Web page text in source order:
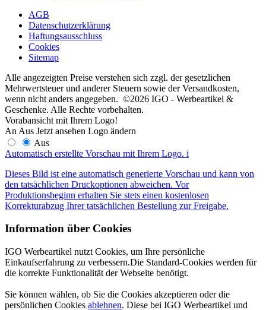
AGB
Datenschutzerklärung
Haftungsausschluss
Cookies
Sitemap
Alle angezeigten Preise verstehen sich zzgl. der gesetzlichen
Mehrwertsteuer und anderer Steuern sowie der Versandkosten,
wenn nicht anders angegeben. ©2026 IGO - Werbeartikel &
Geschenke. Alle Rechte vorbehalten.
Vorabansicht mit Ihrem Logo!
An Aus Jetzt ansehen Logo ändern
Aus
Automatisch erstellte Vorschau mit Ihrem Logo. i
Dieses Bild ist eine automatisch generierte Vorschau und kann von
den tatsächlichen Druckoptionen abweichen. Vor
Produktionsbeginn erhalten Sie stets einen kostenlosen
Korrekturabzug Ihrer tatsächlichen Bestellung zur Freigabe.
Information über Cookies
IGO Werbeartikel nutzt Cookies, um Ihre persönliche
Einkaufserfahrung zu verbessern.Die Standard-Cookies werden für
die korrekte Funktionalität der Webseite benötigt.
Sie können wählen, ob Sie die Cookies akzeptieren oder die
persönlichen Cookies ablehnen. Diese bei IGO Werbeartikel und